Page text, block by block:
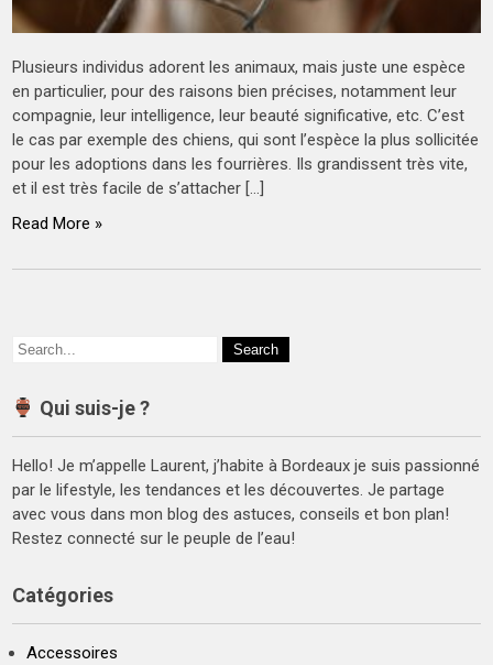
Plusieurs individus adorent les animaux, mais juste une espèce
en particulier, pour des raisons bien précises, notamment leur
compagnie, leur intelligence, leur beauté significative, etc. C’est
le cas par exemple des chiens, qui sont l’espèce la plus sollicitée
pour les adoptions dans les fourrières. Ils grandissent très vite,
et il est très facile de s’attacher […]
Read More »
Qui suis-je ?
Hello! Je m’appelle Laurent, j’habite à Bordeaux je suis passionné
par le lifestyle, les tendances et les découvertes. Je partage
avec vous dans mon blog des astuces, conseils et bon plan!
Restez connecté sur le peuple de l’eau!
Catégories
Accessoires